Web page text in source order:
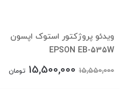
ویدئو پروژکتور استوک اپسون
EPSON EB-535W
15,550,000
15,500,000 تومان